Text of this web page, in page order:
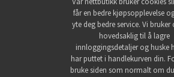
får en bedre kjøpsopplevelse
yte deg bedre service. Vi bruker
hovedsaklig til å lagre
innloggingsdetaljer og huske
har puttet i handlekurven din.
bruke siden som normalt om